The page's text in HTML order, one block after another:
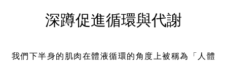
深蹲促進循環與代謝
我們下半身的肌肉在體液循環的角度上被稱為「人體